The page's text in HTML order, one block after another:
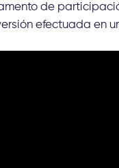
de
efectuada en